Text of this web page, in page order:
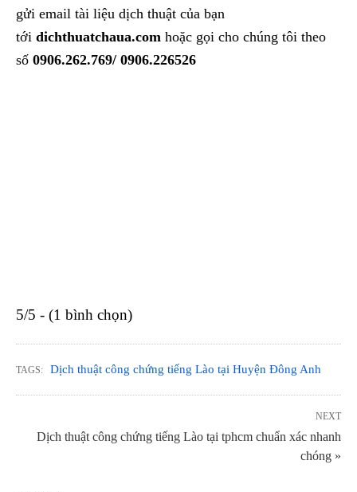
gửi email tài liệu dịch thuật của bạn
tới dichthuatchaua.com hoặc gọi cho chúng tôi theo
số 0906.262.769/ 0906.226526
5/5 - (1 bình chọn)
TAGS: Dịch thuật công chứng tiếng Lào tại Huyện Đông Anh
NEXT
Dịch thuật công chứng tiếng Lào tại tphcm chuẩn xác nhanh
chóng »